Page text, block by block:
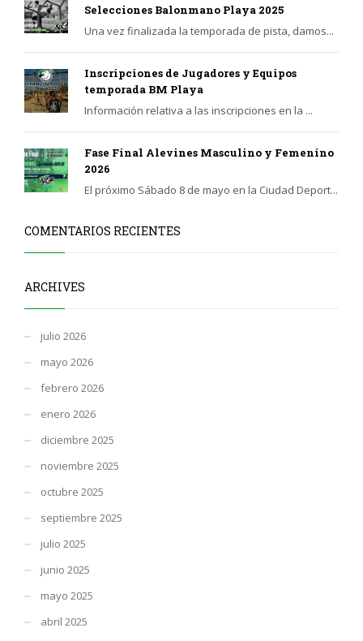
Selecciones Balonmano Playa 2025
Una vez finalizada la temporada de pista, damos...
Inscripciones de Jugadores y Equipos
temporada BM Playa
Información relativa a las inscripciones en la ...
Fase Final Alevines Masculino y Femenino
2026
El próximo Sábado 8 de mayo en la Ciudad Deport...
COMENTARIOS RECIENTES
ARCHIVES
julio 2026
mayo 2026
febrero 2026
enero 2026
diciembre 2025
noviembre 2025
octubre 2025
septiembre 2025
julio 2025
junio 2025
mayo 2025
abril 2025